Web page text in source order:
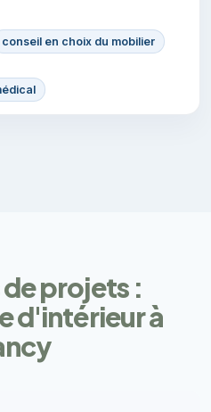
conseil en choix du mobilier
projets :
d'intérieur à